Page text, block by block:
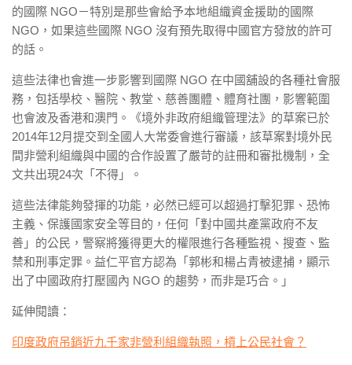
的國際 NGO－特別是那些會給予本地組織資金援助的國際
NGO，如果這些國際 NGO 沒有預先取得中國官方發放的許可
的話。
這些法律也會進一步影響到國際 NGO 在中國舖設的各種社會服
務，包括學校、醫院、教堂、慈善團體、體育社團，影響範圍
也會波及香港和澳門。《境外非政府組織管理法》的草案已於
2014年12月提交到全國人大常委會進行審議，該草案對境外民
間非營利組織與中國的合作設置了嚴苛的註冊和審批機制，全
文共出現24次「不得」。
這些法律能夠發揮的功能，必然已經可以超過打擊犯罪、恐怖
主義、保護國家安全等目的，任何「對中國共產黨政府不友
善」的公民，警察將獲得更大的權限進行各種監視、搜查、監
禁和刑事定罪。益仁平官方認為「郭彬和楊占青被逮捕，顯示
出了中國政府打壓國內 NGO 的趨勢，而非是巧合。」
延伸閱讀：
印度政府吊銷近九千家非營利組織執照，槓上公民社會？